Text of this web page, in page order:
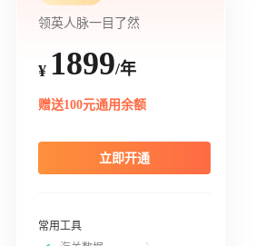
领英人脉一目了然
¥ 1899/年
赠送100元通用余额
立即开通
常用工具